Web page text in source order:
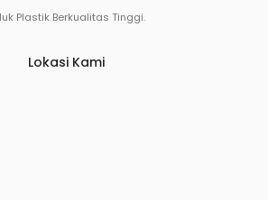
Plastik Berkualitas Tinggi.
Lokasi Kami